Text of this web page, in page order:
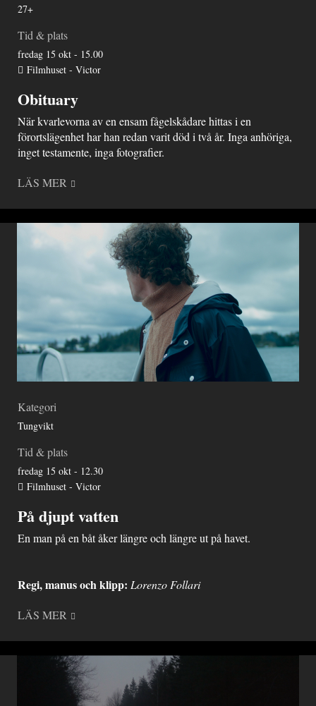
27+
Tid & plats
fredag 15 okt - 15.00
Filmhuset - Victor
Obituary
När kvarlevorna av en ensam fågelskådare hittas i en
förortslägenhet har han redan varit död i två år. Inga anhöriga,
inget testamente, inga fotografier.
LÄS MER
Kategori
Tungvikt
Tid & plats
fredag 15 okt - 12.30
Filmhuset - Victor
På djupt vatten
En man på en båt åker längre och längre ut på havet.
Regi, manusoch klipp: Lorenzo Follari
LÄS MER